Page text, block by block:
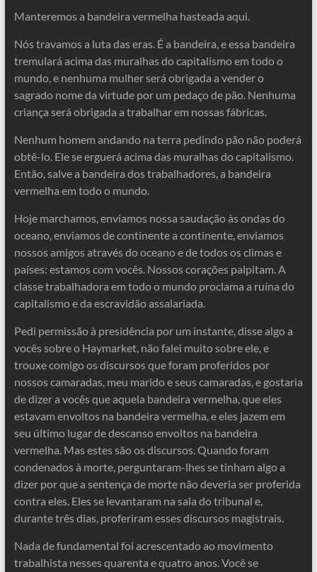
Manteremos a bandeira vermelha hasteada aqui.
Nós travamos a luta das eras. É a bandeira, e essa bandeira
tremulará acima das muralhas do capitalismo em todo o
mundo, e nenhuma mulher será obrigada a vender o
sagrado nome da virtude por um pedaço de pão. Nenhuma
criança será obrigada a trabalhar em nossas fábricas.
Nenhum homem andando na terra pedindo pão não poderá
obtê-lo. Ele se erguerá acima das muralhas do capitalismo.
Então, salve a bandeira dos trabalhadores, a bandeira
vermelha em todo o mundo.
Hoje marchamos, enviamos nossa saudação às ondas do
oceano, enviamos de continente a continente, enviamos
nossos amigos através do oceano e de todos os climas e
países: estamos com vocês. Nossos corações palpitam. A
classe trabalhadora em todo o mundo proclama a ruína do
capitalismo e da escravidão assalariada.
Pedi permissão à presidência por um instante, disse algo a
vocês sobre o Haymarket, não falei muito sobre ele, e
trouxe comigo os discursos que foram proferidos por
nossos camaradas, meu marido e seus camaradas, e gostaria
de dizer a vocês que aquela bandeira vermelha, que eles
estavam envoltos na bandeira vermelha, e eles jazem em
seu último lugar de descanso envoltos na bandeira
vermelha. Mas estes são os discursos. Quando foram
condenados à morte, perguntaram-lhes se tinham algo a
dizer por que a sentença de morte não deveria ser proferida
contra eles. Eles se levantaram na sala do tribunal e,
durante três dias, proferiram esses discursos magistrais.
Nada de fundamental foi acrescentado ao movimento
trabalhista nesses quarenta e quatro anos. Você se